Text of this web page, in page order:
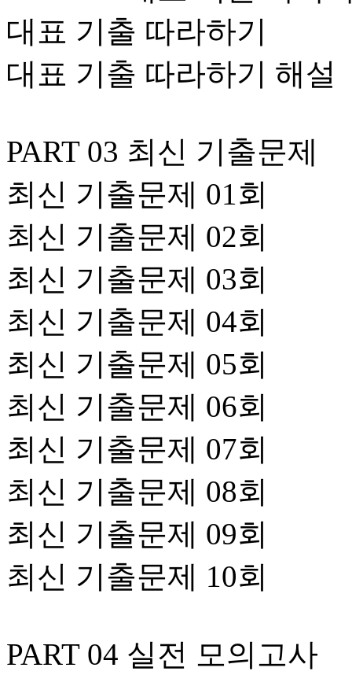
대표 기출 따라하기
대표 기출 따라하기 해설
PART 03 최신 기출문제
최신 기출문제 01회
최신 기출문제 02회
최신 기출문제 03회
최신 기출문제 04회
최신 기출문제 05회
최신 기출문제 06회
최신 기출문제 07회
최신 기출문제 08회
최신 기출문제 09회
최신 기출문제 10회
PART 04 실전 모의고사